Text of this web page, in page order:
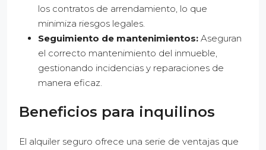
los contratos de arrendamiento, lo que
minimiza riesgos legales.
Seguimiento de mantenimientos: Aseguran
el correcto mantenimiento del inmueble,
gestionando incidencias y reparaciones de
manera eficaz.
Beneficios para inquilinos
El alquiler seguro ofrece una serie de ventajas que